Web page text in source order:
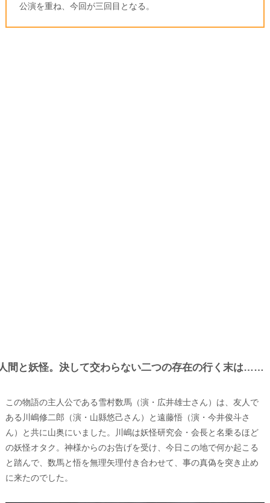
公演を重ね、今回が三回目となる。
間と妖怪。決して交わらない二つの存在の行く末は……
この物語の主人公である雪村数馬（演・広井雄士さん）は、友人で
ある川嶋修二郎（演・山縣悠己さん）と遠藤悟（演・今井俊斗さ
ん）と共に山奥にいました。川嶋は妖怪研究会・会長と名乗るほど
の妖怪オタク。神様からのお告げを受け、今日この地で何か起こる
と踏んで、数馬と悟を無理矢理付き合わせて、事の真偽を突き止め
に来たのでした。